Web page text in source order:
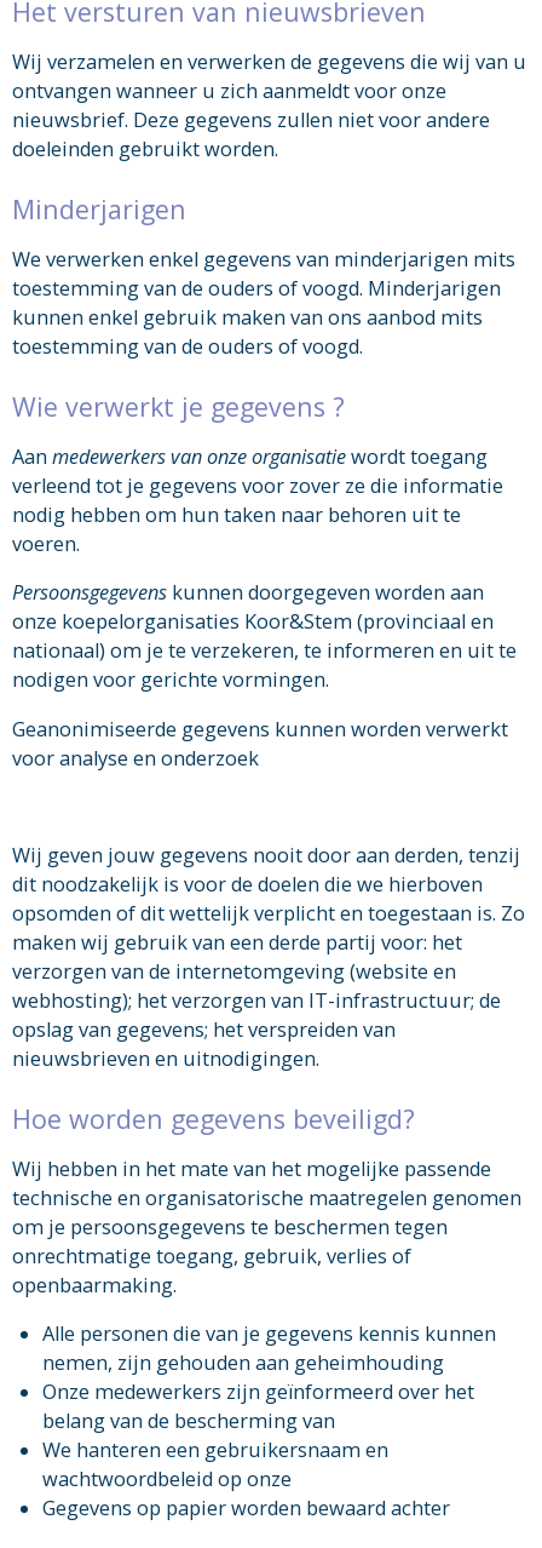
Het versturen van nieuwsbrieven
Wij verzamelen en verwerken de gegevens die wij van u
ontvangen wanneer u zich aanmeldt voor onze
nieuwsbrief. Deze gegevens zullen niet voor andere
doeleinden gebruikt worden.
Minderjarigen
We verwerken enkel gegevens van minderjarigen mits
toestemming van de ouders of voogd. Minderjarigen
kunnen enkel gebruik maken van ons aanbod mits
toestemming van de ouders of voogd.
Wie verwerkt je gegevens ?
Aanmedewerkers van onze organisatiewordt toegang
verleend tot je gegevens voor zover ze die informatie
nodig hebben om hun taken naar behoren uit te
voeren.
Persoonsgegevens kunnen doorgegeven worden aan
onze koepelorganisaties Koor&Stem (provinciaal en
nationaal) om je te verzekeren, te informeren en uit te
nodigen voor gerichte vormingen.
Geanonimiseerde gegevens kunnen worden verwerkt
voor analyse en onderzoek
Wij geven jouw gegevens nooit door aan derden, tenzij
dit noodzakelijk is voor de doelen die we hierboven
opsomden of dit wettelijk verplicht en toegestaan is. Zo
maken wij gebruik van een derde partij voor: het
verzorgen van de internetomgeving (website en
webhosting); het verzorgen van IT-infrastructuur; de
opslag van gegevens; het verspreiden van
nieuwsbrieven en uitnodigingen.
Hoe worden gegevens beveiligd?
Wij hebben in het mate van het mogelijke passende
technische en organisatorische maatregelen genomen
om je persoonsgegevens te beschermen tegen
onrechtmatige toegang, gebruik, verlies of
openbaarmaking.
Alle personen die van je gegevens kennis kunnen
nemen, zijn gehouden aan geheimhouding
Onze medewerkers zijn geïnformeerd over het
belang van de bescherming van
We hanteren een gebruikersnaam en
wachtwoordbeleid op onze
Gegevens op papier worden bewaard achter